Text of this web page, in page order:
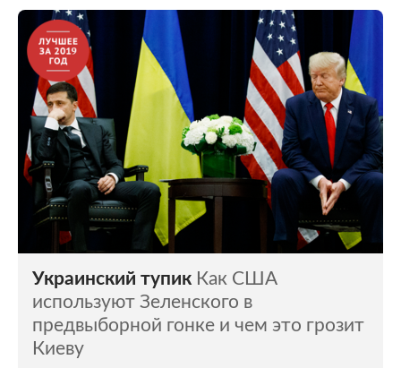
Украинский тупик Как США
используют Зеленского в
предвыборной гонке и чем это грозит
Киеву